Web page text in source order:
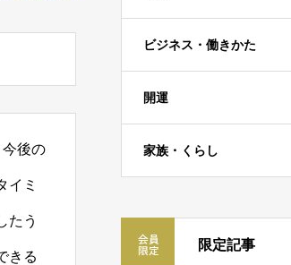
後の
イミ
たう
きる
ビジネス・働きかた
開運
家族・くらし
限定記事